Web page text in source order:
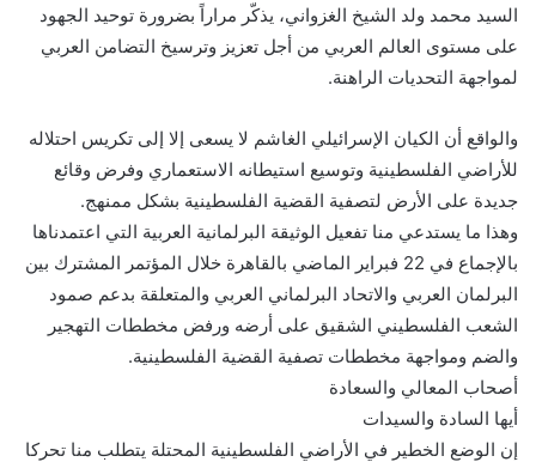
السيد محمد ولد الشيخ الغزواني، يذكّر مراراً بضرورة توحيد الجهود
على مستوى العالم العربي من أجل تعزيز وترسيخ التضامن العربي
لمواجهة التحديات الراهنة.
والواقع أن الكيان الإسرائيلي الغاشم لا يسعى إلا إلى تكريس احتلاله
للأراضي الفلسطينية وتوسيع استيطانه الاستعماري وفرض وقائع
جديدة على الأرض لتصفية القضية الفلسطينية بشكل ممنهج.
وهذا ما يستدعي منا تفعيل الوثيقة البرلمانية العربية التي اعتمدناها
بالإجماع في 22 فبراير الماضي بالقاهرة خلال المؤتمر المشترك بين
البرلمان العربي والاتحاد البرلماني العربي والمتعلقة بدعم صمود
الشعب الفلسطيني الشقيق على أرضه ورفض مخططات التهجير
والضم ومواجهة مخططات تصفية القضية الفلسطينية.
أصحاب المعالي والسعادة
أيها السادة والسيدات
إن الوضع الخطير في الأراضي الفلسطينية المحتلة يتطلب منا تحركا